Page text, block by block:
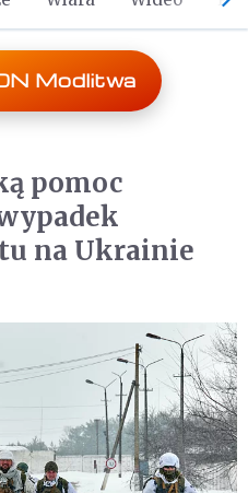
Modlitwa
pomoc
na Ukrainie